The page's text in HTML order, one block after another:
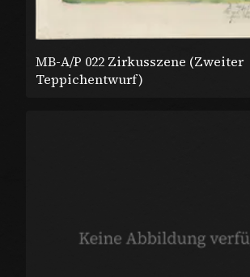
MB-A/P 022 Zirkusszene (Zweiter
Teppichentwurf)